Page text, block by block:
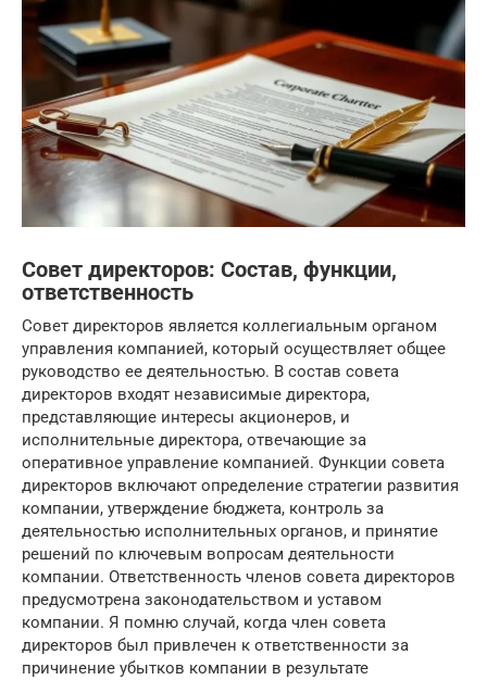
Совет директоров: Состав, функции,
ответственность
Совет директоров является коллегиальным органом
управления компанией, который осуществляет общее
руководство ее деятельностью. В состав совета
директоров входят независимые директора,
представляющие интересы акционеров, и
исполнительные директора, отвечающие за
оперативное управление компанией. Функции совета
директоров включают определение стратегии развития
компании, утверждение бюджета, контроль за
деятельностью исполнительных органов, и принятие
решений по ключевым вопросам деятельности
компании. Ответственность членов совета директоров
предусмотрена законодательством и уставом
компании. Я помню случай, когда член совета
директоров был привлечен к ответственности за
причинение убытков компании в результате